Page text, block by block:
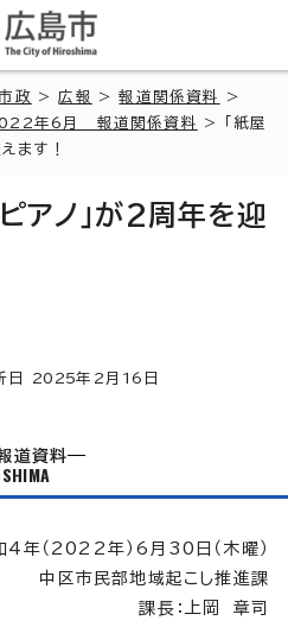
政 >広報 >報道関係資料
>
年6月 報道関係資料
> 「紙屋
ます！
アノ」が2周年を迎
2025年2月 16 日
道資料
4年（2022年）6月30日（木曜）
中区市民部地域起こし推進課
課長：上岡 章司